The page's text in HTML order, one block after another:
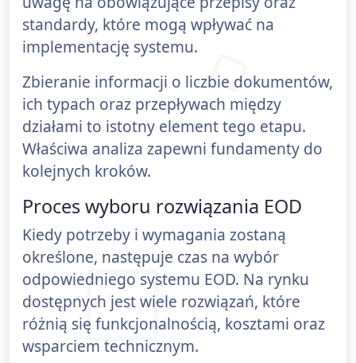
standardy, które mogą wpływać na
implementację systemu.
Zbieranie informacji o liczbie dokumentów,
ich typach oraz przepływach między
działami to istotny element tego etapu.
Właściwa analiza zapewni fundamenty do
kolejnych kroków.
Proces wyboru rozwiązania EOD
Kiedy potrzeby i wymagania zostaną
określone, następuje czas na wybór
odpowiedniego systemu EOD. Na rynku
dostępnych jest wiele rozwiązań, które
różnią się funkcjonalnością, kosztami oraz
wsparciem technicznym.